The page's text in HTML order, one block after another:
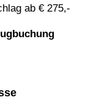
ab € 275,-